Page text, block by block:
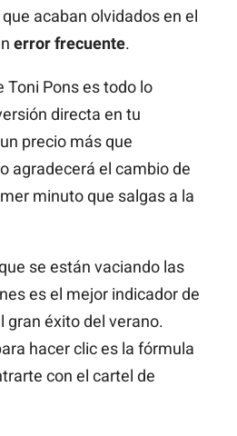
acaban olvidados en el
error frecuente.
Toni Pons es todo lo
directa en tu
precio más que
agradecerá el cambio de
minuto que salgas a la
se están vaciando las
es el mejor indicador de
gran éxito del verano.
hacer clic es la fórmula
con el cartel de